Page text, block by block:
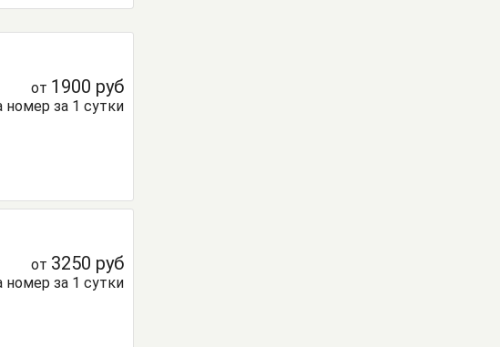
от 1900 руб
номер за 1 сутки
от 3250 руб
номер за 1 сутки